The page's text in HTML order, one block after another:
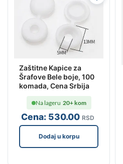
Zaštitne Kapice za
Šrafove Bele boje, 100
komada, Cena Srbija
Cena: 530.00 RSD
Na lageru 20+ kom
Dodaj u korpu